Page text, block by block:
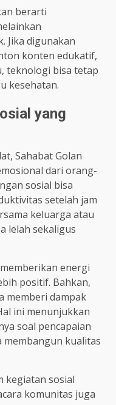
berarti
Jika digunakan
konten edukatif,
teknologi bisa tetap
kesehatan.
yang
Sahabat Golan
dari orang-
sosial bisa
setelah jam
keluarga atau
lelah sekaligus
energi
positif. Bahkan,
memberi dampak
ini menunjukkan
soal pencapaian
membangun kualitas
kegiatan sosial
komunitas juga